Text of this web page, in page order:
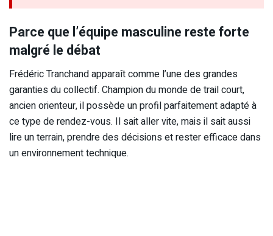
Parce que l’équipe masculine reste forte
malgré le débat
Frédéric Tranchand apparaît comme l’une des grandes
garanties du collectif. Champion du monde de trail court,
ancien orienteur, il possède un profil parfaitement adapté à
ce type de rendez-vous. Il sait aller vite, mais il sait aussi
lire un terrain, prendre des décisions et rester efficace dans
un environnement technique.